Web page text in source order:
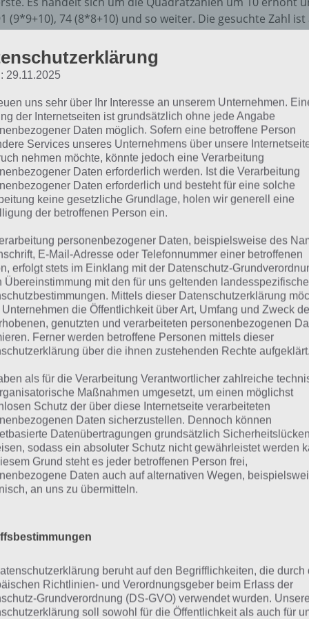
(9*9+10), 74 (8*8+10) und so weiter. Die gesuchte Zahl ist
Die zweite Zahlenreihe ist dagegen wieder einfach. Die
und dann zwei subtrahiert und immer so
und nun 66*2-2=130. Die Lösung lautet als 46130.
43: 51170
man ganz einfach mit einem Taschnerechner
bestimmte Zahlen zuers zu subtrahien bzw. erst zwei
vom ganzen zu subtrahieren.
44: 72
Lösung stellt man einfach die zwei Formeln auf: (x – 60 /
wir das ganze gleich und kommen auf x=72.
45: 235
Winkel ohne Komma soll bestimmt werden. Wichtig ist
Dreieck gleichschenklig ist. Damit wissen wir, dass
Die Innenwinkel eines Dreiecks sind 180 Grad,
und Beta jeweils einen Winkel von 66,5 Grad.
können wir den Winkel a des größeren Dreiecks
90 Grad und damit ist a = 180-66,5-90 =23,5 groß.
also 235.
die Lösung zu Buch der Mathematik stetig
Wie findet ihr das Buch der Mathematik?
Teilen auf Facebook Tweet auf Twitter
29.11.2025
uns sehr über Ihr Interesse an unserem Unternehmen.
der Internetseiten ist grundsätzlich ohne jede Angabe
Daten möglich. Sofern eine betroffene Person
Services unseres Unternehmens über unsere
nehmen möchte, könnte jedoch eine Verarbeitung
Daten erforderlich werden. Ist die Verarbeitung
Daten erforderlich und besteht für eine solche
keine gesetzliche Grundlage, holen wir generell eine
der betroffenen Person ein.
personenbezogener Daten, beispielsweise des
E-Mail-Adresse oder Telefonnummer einer betroffenen
erfolgt stets im Einklang mit der Datenschutz-
Übereinstimmung mit den für uns geltenden
Mittels dieser Datenschutzerklärung
Unternehmen die Öffentlichkeit über Art, Umfang und Zweck
genutzten und verarbeiteten personenbezogenen
Ferner werden betroffene Personen mittels dieser
über die ihnen zustehenden Rechte aufgeklärt.
als für die Verarbeitung Verantwortlicher zahlreiche
Maßnahmen umgesetzt, um einen möglichst
Schutz der über diese Internetseite verarbeiteten
Daten sicherzustellen. Dennoch können
Datenübertragungen grundsätzlich Sicherheitslücken
sodass ein absoluter Schutz nicht gewährleistet werden
Grund steht es jeder betroffenen Person frei,
Daten auch auf alternativen Wegen,
an uns zu übermitteln.
beruht auf den Begrifflichkeiten, die durch
Richtlinien- und Verordnungsgeber beim Erlass der
Grundverordnung (DS-GVO) verwendet wurden. Unsere
soll sowohl für die Öffentlichkeit als auch für